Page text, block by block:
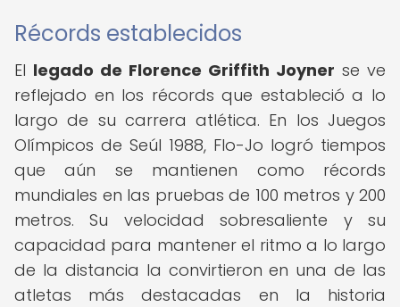
Récords establecidos
El legado de Florence Griffith Joyner se ve
reflejado en los récords que estableció a lo
largo de su carrera atlética. En los Juegos
Olímpicos de Seúl 1988, Flo-Jo logró tiempos
que aún se mantienen como récords
mundiales en las pruebas de 100 metros y 200
metros. Su velocidad sobresaliente y su
capacidad para mantener el ritmo a lo largo
de la distancia la convirtieron en una de las
atletas más destacadas en la historia